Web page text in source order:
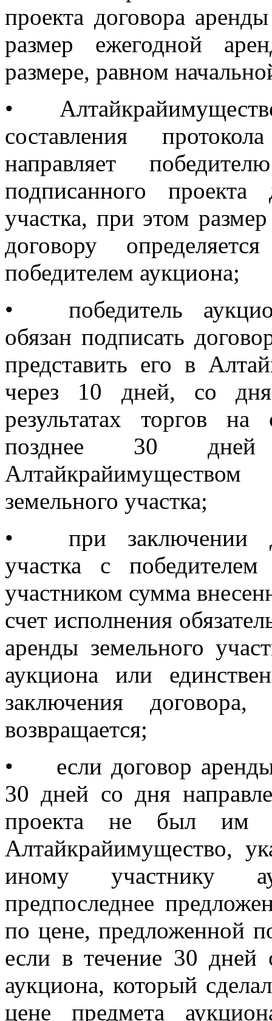
проекта договора
размер ежегодной
размере, равном
•
составления
направляет
подписанного проекта
участка, при этом
договору
победителем аукциона;
•
победитель
обязан подписать
представить его в
через 10 дней, со
результатах торгов
позднее 30
земельного участка;
•
при заключении
участка с
участником сумма
счет исполнения
аренды земельного
аукциона или
заключения
возвращается;
•
если договор
30 дней со дня
проекта не был им
Алтайкрайимущество,
иному участнику
предпоследнее
по цене, предложенной
если в течение 30 дней
аукциона, который
цене предмета